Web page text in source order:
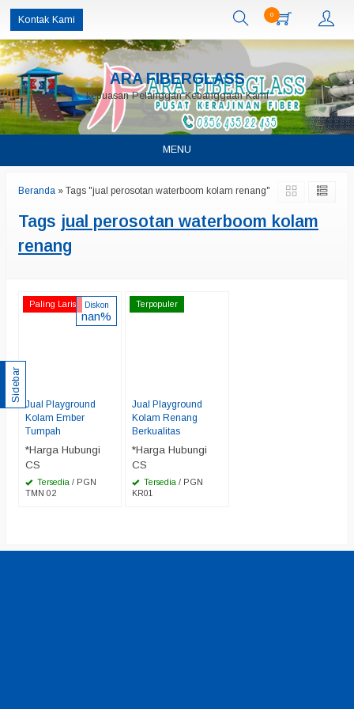
Kontak Kami 0
ARA FIBERGLASS
kepuasan Pelanggan Kebanggaan Kami
MENU
Beranda » Tags "jual perosotan waterboom kolam renang"
Tags jual perosotan waterboom kolam
renang
Paling Laris Diskon
nan%
Jual Playground
Kolam Ember
Tumpah
*Harga Hubungi
CS
Tersedia / PGN
TMN 02
Terpopuler
Jual Playground
Kolam Renang
Berkualitas
*Harga Hubungi
CS
Tersedia / PGN
KR01
Sidebar